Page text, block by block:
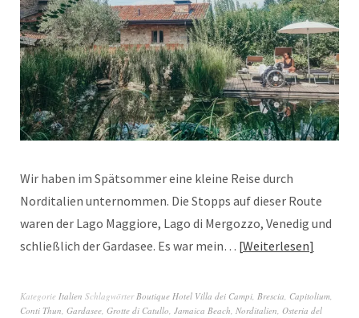
Wir haben im Spätsommer eine kleine Reise durch
Norditalien unternommen. Die Stopps auf dieser Route
waren der Lago Maggiore, Lago di Mergozzo, Venedig und
schließlich der Gardasee. Es war mein… Weiterlesen
Kategorie Italien Schlagwörter Boutique Hotel Villa dei Campi Brescia Capitolium
Conti Thun Gardasee Grotte di Catullo Jamaica Beach Norditalien Osteria del